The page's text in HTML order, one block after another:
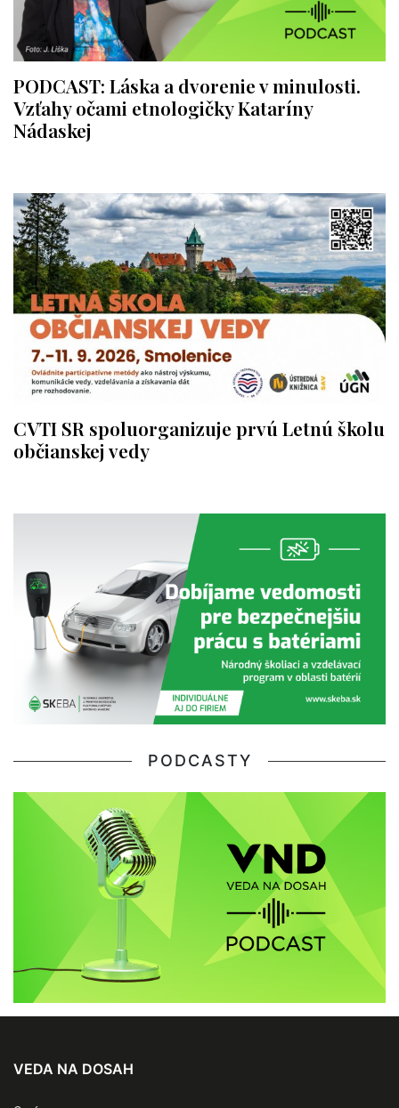
PODCAST: Láska a dvorenie v minulosti.
Vzťahy očami etnologičky Kataríny
Nádaskej
CVTI SR spoluorganizuje prvú Letnú školu
občianskej vedy
PODCASTY
VEDA NA DOSAH